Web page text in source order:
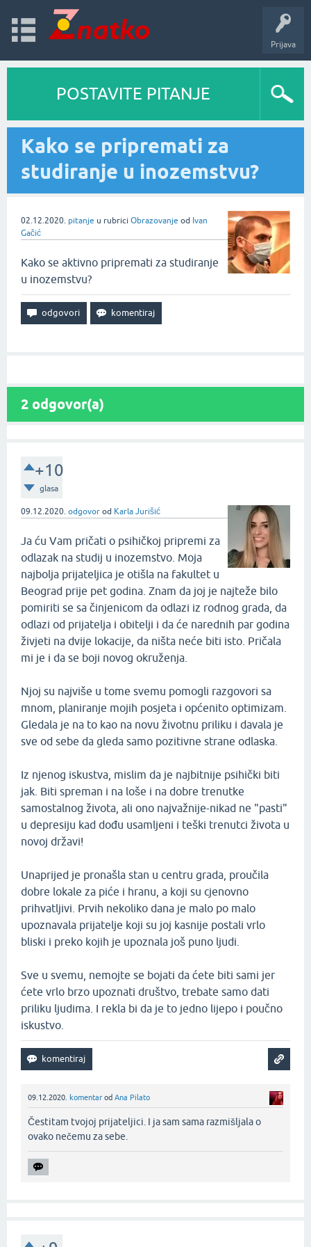
Prijava
POSTAVITE PITANJE
Kako se pripremati za
studiranje u inozemstvu?
02.12.2020. pitanje u rubrici Obrazovanje od Ivan
Gačić
Kako se aktivno pripremati za studiranje
u inozemstvu?
2 odgovor(a)
+10
glasa
09.12.2020. odgovor od Karla Jurišić
Ja ću Vam pričati o psihičkoj pripremi za
odlazak na studij u inozemstvo. Moja
najbolja prijateljica je otišla na fakultet u
Beograd prije pet godina. Znam da joj je najteže bilo
pomiriti se sa činjenicom da odlazi iz rodnog grada, da
odlazi od prijatelja i obitelji i da će narednih par godina
živjeti na dvije lokacije, da ništa neće biti isto. Pričala
mi je i da se boji novog okruženja.
Njoj su najviše u tome svemu pomogli razgovori sa
mnom, planiranje mojih posjeta i općenito optimizam.
Gledala je na to kao na novu životnu priliku i davala je
sve od sebe da gleda samo pozitivne strane odlaska.
Iz njenog iskustva, mislim da je najbitnije psihički biti
jak. Biti spreman i na loše i na dobre trenutke
samostalnog života, ali ono najvažnije-nikad ne "pasti"
u depresiju kad dođu usamljeni i teški trenutci života u
novoj državi!
Unaprijed je pronašla stan u centru grada, proučila
dobre lokale za piće i hranu, a koji su cjenovno
prihvatljivi. Prvih nekoliko dana je malo po malo
upoznavala prijatelje koji su joj kasnije postali vrlo
bliski i preko kojih je upoznala još puno ljudi.
Sve u svemu, nemojte se bojati da ćete biti sami jer
ćete vrlo brzo upoznati društvo, trebate samo dati
priliku ljudima. I rekla bi da je to jedno lijepo i poučno
iskustvo.
09.12.2020. komentar od Ana Pilato
Čestitam tvojoj prijateljici. I ja sam sama razmišljala o
ovako nečemu za sebe.‌